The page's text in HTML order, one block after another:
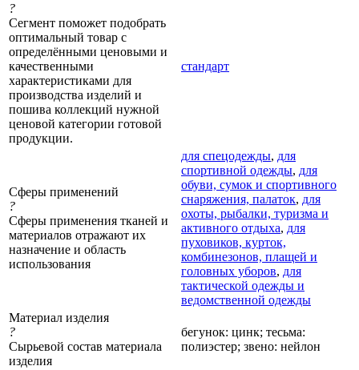
?
Сегмент поможет подобрать
оптимальный товар с
определёнными ценовыми и
качественными
характеристиками для
производства изделий и
пошива коллекций нужной
ценовой категории готовой
продукции.
стандарт
Сферы применений
?
Сферы применения тканей и
материалов отражают их
назначение и область
использования
для спецодежды, для
спортивной одежды, для
обуви, сумок и спортивного
снаряжения, палаток, для
охоты, рыбалки, туризма и
активного отдыха, для
пуховиков, курток,
комбинезонов, плащей и
головных уборов, для
тактической одежды и
ведомственной одежды
Материал изделия
?
Сырьевой состав материала
изделия
бегунок: цинк; тесьма:
полиэстер; звено: нейлон